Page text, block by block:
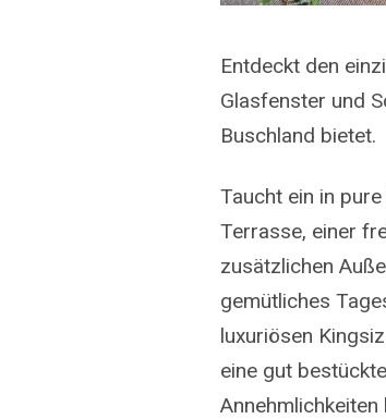
Entdeckt den
Glasfenster und
Buschland bietet.
Taucht ein in
Terrasse, einer
zusätzlichen
gemütliches
luxuriösen
eine gut